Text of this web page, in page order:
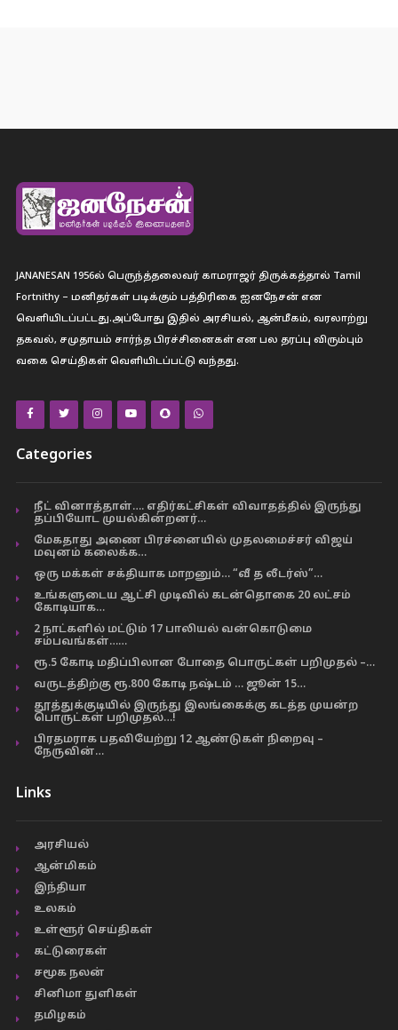
JANANESAN 1956ல் பெருந்த்தலைவர் காமராஜர் திருக்கத்தால் Tamil
Fortnithy – மனிதர்கள் படிக்கும் பத்திரிகை ஐனநேசன் என
வெளியிடப்பட்டது.அப்போது இதில் அரசியல், ஆன்மீகம், வரலாற்று
தகவல், சமுதாயம் சார்ந்த பிரச்சினைகள் என பல தரப்பு விரும்பும்
வகை செய்திகள் வெளியிடப்பட்டு வந்தது.
Categories
நீட் வினாத்தாள்…. எதிர்கட்சிகள் விவாதத்தில் இருந்து
தப்பியோட முயல்கின்றனர்…
மேகதாது அணை பிரச்னையில் முதலமைச்சர் விஜய்
மவுனம் கலைக்க…
ஒரு மக்கள் சக்தியாக மாறனும்… “வீ த லீடர்ஸ்”…
உங்களுடைய ஆட்சி முடிவில் கடன்தொகை 20 லட்சம்
கோடியாக…
2 நாட்களில் மட்டும் 17 பாலியல் வன்கொடுமை
சம்பவங்கள்……
ரூ.5 கோடி மதிப்பிலான போதை பொருட்கள் பறிமுதல் –…
வருடத்திற்கு ரூ.800 கோடி நஷ்டம் … ஜூன் 15…
தூத்துக்குடியில் இருந்து இலங்கைக்கு கடத்த முயன்ற
பொருட்கள் பறிமுதல்…!
பிரதமராக பதவியேற்று 12 ஆண்டுகள் நிறைவு –
நேருவின்…
Links
அரசியல்
ஆன்மிகம்
இந்தியா
உலகம்
உள்ளூர் செய்திகள்
கட்டுரைகள்
சமூக நலன்
சினிமா துளிகள்
தமிழகம்